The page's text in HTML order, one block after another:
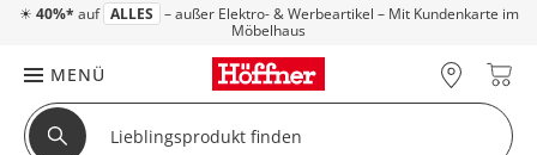
☀ 40%* auf ALLES – außer Elektro- & Werbeartikel – Mit Kundenkarte im
Möbelhaus
MENÜ